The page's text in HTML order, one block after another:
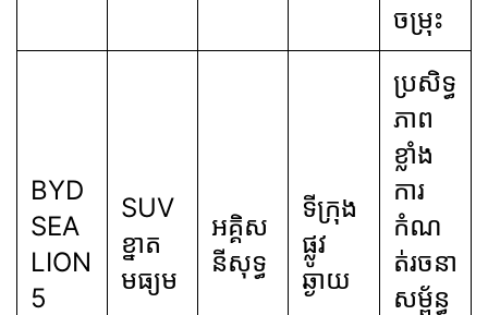
ចម្រុះ
BYD
SEA
LION
5
SUV
ខ្នាត
មធ្យម
អគ្គិស
នីសុទ្ធ
ទីក្រុង
ផ្លូវ
ឆ្ងាយ
ប្រសិទ្ធ
ភាព
ខ្លាំង
ការ
កំណ
ត់រចនា
សម្ព័ន្ធ